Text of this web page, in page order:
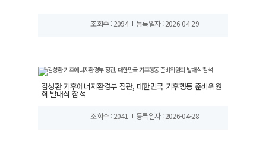
조회수 : 2094 등록일자 : 2026-04-29
김성환 기후에너지환경부 장관, 대한민국 기후행동 준비위원
회 발대식 참석
조회수 : 2041 등록일자 : 2026-04-28